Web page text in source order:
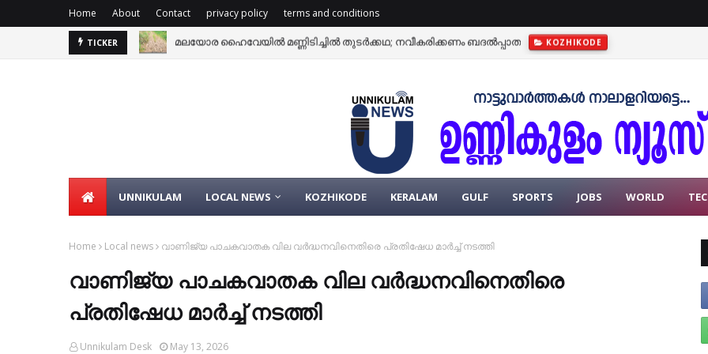
Home About Contact privacy policy terms and conditions
TICKER
മലയോര ഹൈവേയിൽ മണ്ണിടിച്ചിൽ തുടർക്കഥ; നവീകരിക്കണം ബദൽപ്പാത
പ്രൊഫഷണൽ കോളെജുകൾ ഒഴികെ വിദ്യാഭ്യാസ സ്ഥാപനങ്ങൾക്ക് നാളെ (ശനി) അവധി
UNNIKULAM LOCAL NEWS KOZHIKODE KERALAM GULF SPORTS JOBS WORLD
Home Local news വാണിജ്യ പാചകവാതക വില വർദ്ധനവിനെതിരെ പ്രതിഷേധ മാർച്ച് നടത്തി
വാണിജ്യ പാചകവാതക വില വർദ്ധനവിനെതിരെ
പ്രതിഷേധ മാർച്ച് നടത്തി
Unnikulam Desk May 13, 2026